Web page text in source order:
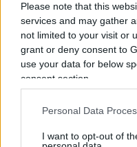
Please note that this
services and may gather
not limited to your visit or
grant or deny consent to
use your data for below
consent section.
Personal Data
I want to opt-out of
Una differenza
prendiamo in
gennaio 2020,
riuscendo a